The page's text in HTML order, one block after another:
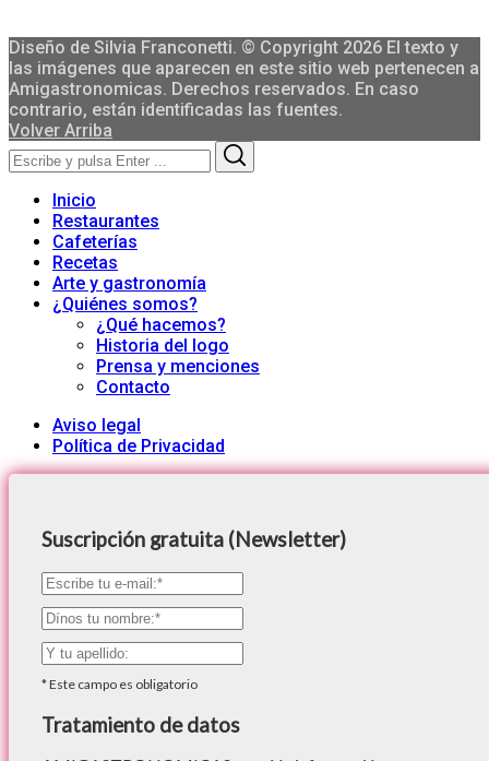
Diseño de Silvia Franconetti. © Copyright 2026 El texto y
las imágenes que aparecen en este sitio web pertenecen a
Amigastronomicas. Derechos reservados. En caso
contrario, están identificadas las fuentes.
Volver Arriba
Search
for:
Inicio
Restaurantes
Cafeterías
Recetas
Arte y gastronomía
¿Quiénes somos?
¿Qué hacemos?
Historia del logo
Prensa y menciones
Contacto
Aviso legal
Política de Privacidad
Suscripción gratuita (Newsletter)
*Este campo es obligatorio
Tratamiento de datos